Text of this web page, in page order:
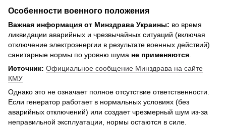
Особенности военного положения
Важная информация от Минздрава Украины: во время
ликвидации аварийных и чрезвычайных ситуаций (включая
отключение электроэнергии в результате военных действий)
санитарные нормы по уровню шума не применяются.
Источник: Официальное сообщение Минздрава на сайте
КМУ
Однако это не означает полное отсутствие ответственности.
Если генератор работает в нормальных условиях (без
аварийных отключений) или создает чрезмерный шум из-за
неправильной эксплуатации, нормы остаются в силе.